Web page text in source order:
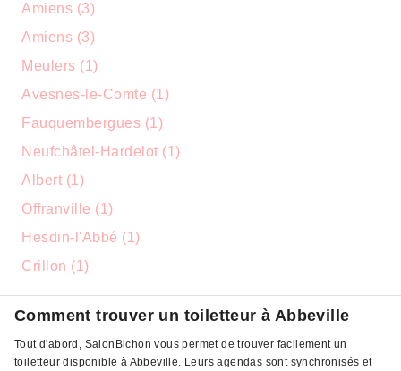
Amiens (3)
Amiens (3)
Meulers (1)
Avesnes-le-Comte (1)
Fauquembergues (1)
Neufchâtel-Hardelot (1)
Albert (1)
Offranville (1)
Hesdin-l'Abbé (1)
Crillon (1)
Comment trouver un toiletteur à Abbeville
Tout d'abord, SalonBichon vous permet de trouver facilement un
toiletteur disponible à Abbeville. Leurs agendas sont synchronisés et